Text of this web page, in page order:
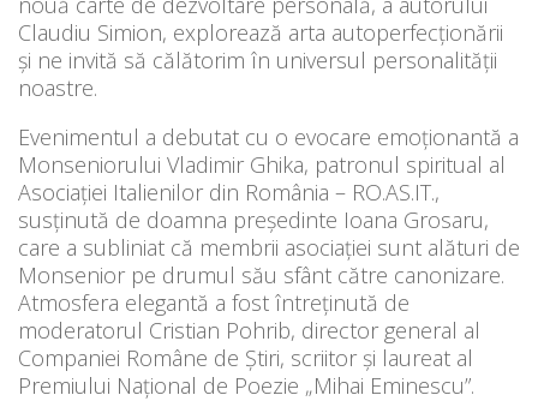
Claudiu Simion, explorează arta autoperfecționării
și ne invită să călătorim în universul personalității
noastre.
Evenimentul a debutat cu o evocare emoționantă a
Monseniorului Vladimir Ghika, patronul spiritual al
Asociației Italienilor din România – RO.AS.IT.,
susținută de doamna preşedinte Ioana Grosaru,
care a subliniat că membrii asociaţiei sunt alături de
Monsenior pe drumul său sfânt către canonizare.
Atmosfera elegantă a fost întreținută de
moderatorul Cristian Pohrib, director general al
Companiei Române de Știri, scriitor și laureat al
Premiului Național de Poezie „Mihai Eminescu”.